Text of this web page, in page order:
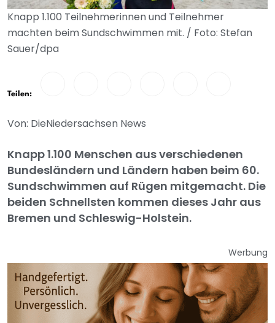
Knapp 1.100 Teilnehmerinnen und Teilnehmer
machten beim Sundschwimmen mit. / Foto: Stefan
Sauer/dpa
Teilen:
Von: DieNiedersachsen News
Knapp 1.100 Menschen aus verschiedenen
Bundesländern und Ländern haben beim 60.
Sundschwimmen auf Rügen mitgemacht. Die
beiden Schnellsten kommen dieses Jahr aus
Bremen und Schleswig-Holstein.
Werbung